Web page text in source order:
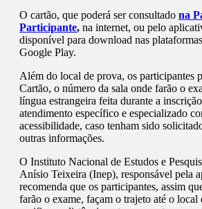
O cartão, que poderá ser consultado na
Participante, na internet, ou pelo
disponível para download nas
Google Play.
Além do local de prova, os participantes
Cartão, o número da sala onde farão o
língua estrangeira feita durante a
atendimento específico e especializado
acessibilidade, caso tenham sido
outras informações.
O Instituto Nacional de Estudos e
Anísio Teixeira (Inep), responsável pela
recomenda que os participantes, assim
farão o exame, façam o trajeto até o local